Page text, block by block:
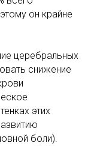
он крайне
церебральных
снижение
этих
боли).